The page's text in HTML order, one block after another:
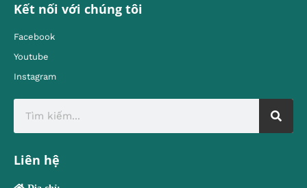
Kết nối với chúng tôi
Facebook
Youtube
Instagram
Liên hệ